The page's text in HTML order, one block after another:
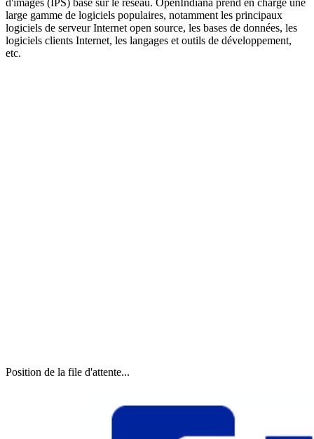
d'images (IPS) basé sur le réseau. OpenIndiana prend en charge une
large gamme de logiciels populaires, notamment les principaux
logiciels de serveur Internet open source, les bases de données, les
logiciels clients Internet, les langages et outils de développement,
etc.
Position de la file d'attente...